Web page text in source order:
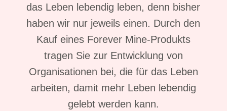
das Leben lebendig leben, denn bisher
haben wir nur jeweils einen. Durch den
Kauf eines Forever Mine-Produkts
tragen Sie zur Entwicklung von
Organisationen bei, die für das Leben
arbeiten, damit mehr Leben lebendig
gelebt werden kann.